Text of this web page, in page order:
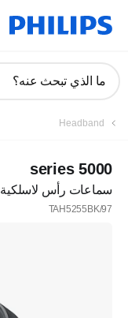
دعم
ما الذي تبحث عنه؟
Headband
5000 series
سماعات رأس لاسلكية
TAH5255BK/97